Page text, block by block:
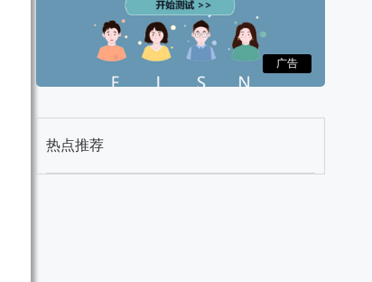
广告
热点推荐